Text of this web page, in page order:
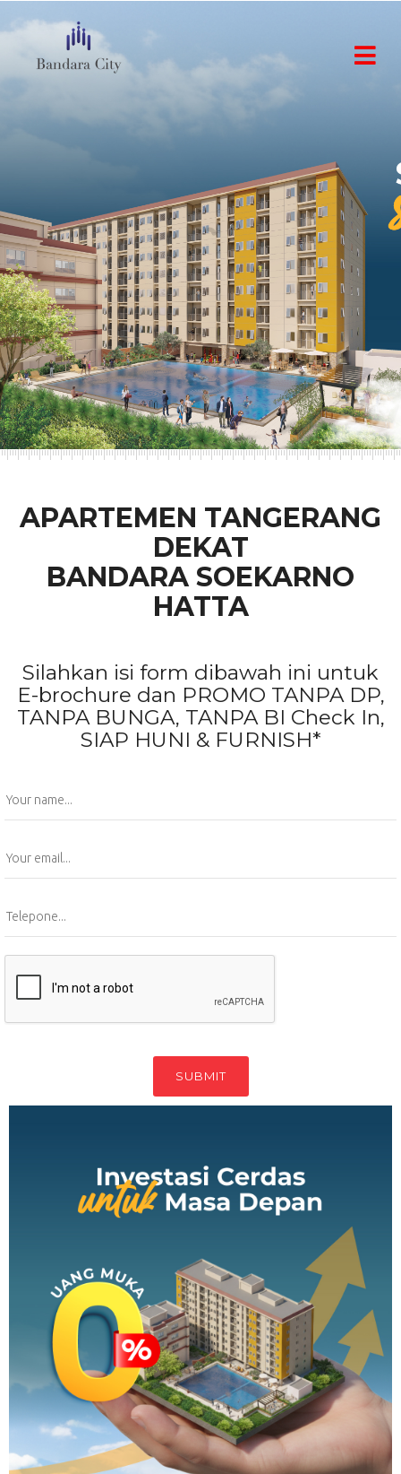
APARTEMEN TANGERANG
DEKAT
BANDARA SOEKARNO
HATTA
Silahkan isi form dibawah ini untuk
E-brochure dan PROMO TANPA DP,
TANPA BUNGA, TANPA BI Check In,
SIAP HUNI & FURNISH*